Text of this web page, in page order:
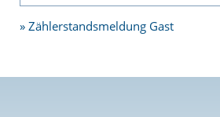
Zählerstandsmeldung Gast